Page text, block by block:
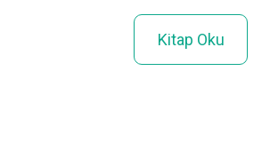
Kitap Oku